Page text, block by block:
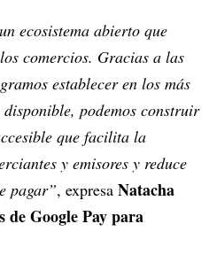
ecosistema abierto que
comercios. Gracias a las
establecer en los más
podemos construir
que facilita la
y emisores y reduce
pagar”, expresa Natacha
Google Pay para